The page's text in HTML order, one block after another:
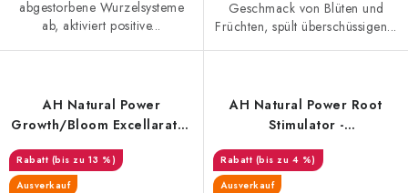
abgestorbene Wurzelsysteme
ab, aktiviert positive...
Geschmack von Blüten und
Früchten, spült überschüssigen...
AH Natural Power
Growth/Bloom Excellarator
Blütestimulator
(bis zu 13 %)
Ausverkauf
AH Natural Power Root
Stimulator -
(bis zu 4 %)
Ausverkauf